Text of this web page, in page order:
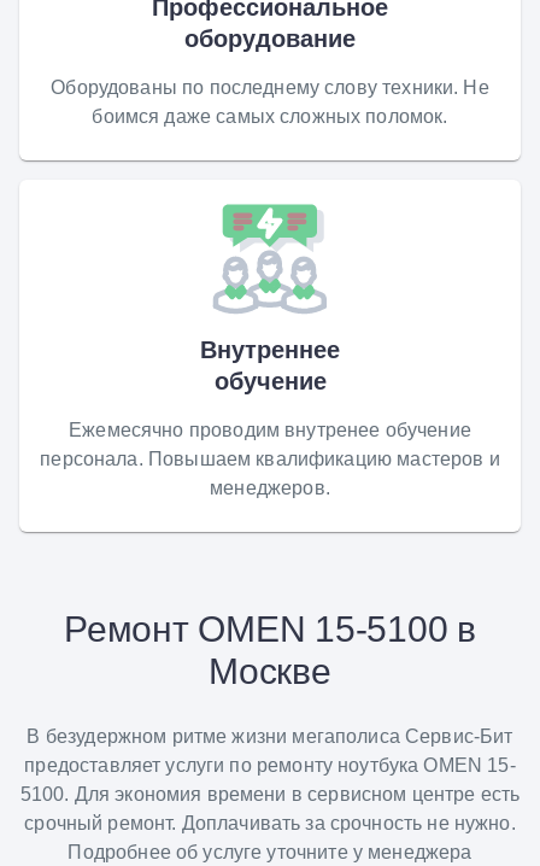
Профессиональное
оборудование
Оборудованы по последнему слову техники. Не
боимся даже самых сложных поломок.
Внутреннее
обучение
Ежемесячно проводим внутренее обучение
персонала. Повышаем квалификацию мастеров и
менеджеров.
Ремонт OMEN 15-5100 в
Москве
В безудержном ритме жизни мегаполиса Сервис-Бит
предоставляет услуги по ремонту ноутбука OMEN 15-
5100. Для экономия времени в сервисном центре есть
срочный ремонт. Доплачивать за срочность не нужно.
Подробнее об услуге уточните у менеджера